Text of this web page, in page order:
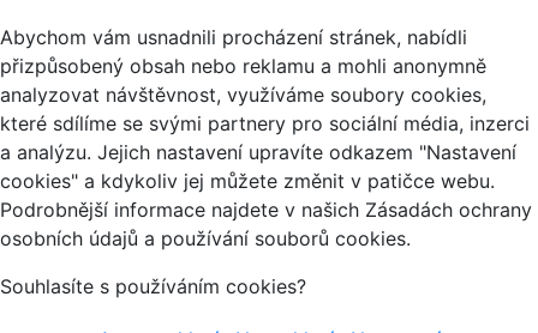
Abychom vám usnadnili procházení stránek, nabídli
přizpůsobený obsah nebo reklamu a mohli anonymně
analyzovat návštěvnost, využíváme soubory cookies,
které sdílíme se svými partnery pro sociální média, inzerci
a analýzu. Jejich nastavení upravíte odkazem "Nastavení
cookies" a kdykoliv jej můžete změnit v patičce webu.
Podrobnější informace najdete v našich Zásadách ochrany
osobních údajů a používání souborů cookies.
Souhlasíte s používáním cookies?